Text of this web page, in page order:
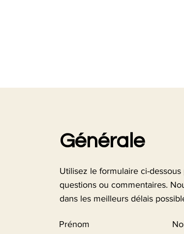
Générale
Utilisez le formulaire ci-
questions ou commentaires.
dans les meilleurs délais
Prénom